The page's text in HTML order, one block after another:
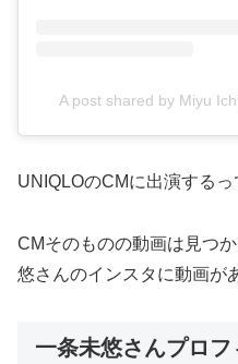
A post shared by Miyu
UNIQLOのCMに出演するっ
CMそのものの動画は見つ
悠さんのインスタに動画が
一条未悠さんプロフ